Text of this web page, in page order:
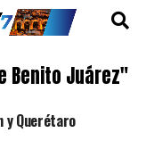
Benito Juárez"
y Querétaro